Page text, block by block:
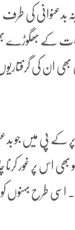
بدعنوانی کی
کے بھگوڑے
بھی ان کی
پی میں جو
اس پر غور کرنا
اسی طرح